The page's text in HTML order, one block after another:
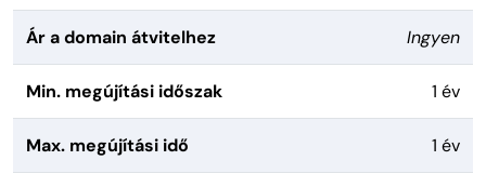
Ár a domain átvitelhez Ingyen
Min. megújítási időszak 1 év
Max. megújítási idő 1 év